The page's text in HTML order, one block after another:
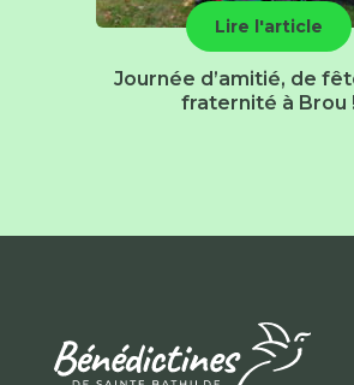
Lire l'article
Journée d’amitié, de
fraternité à Brou !